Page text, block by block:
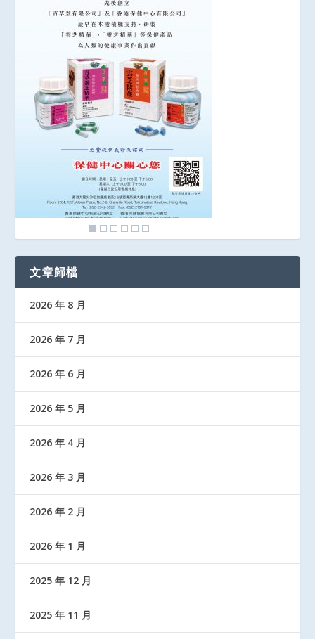
文章歸檔
2026 年 8 月
2026 年 7 月
2026 年 6 月
2026 年 5 月
2026 年 4 月
2026 年 3 月
2026 年 2 月
2026 年 1 月
2025 年 12 月
2025 年 11 月